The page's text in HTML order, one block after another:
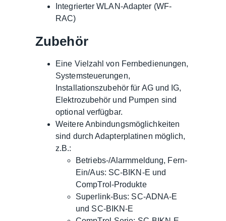
Integrierter WLAN-Adapter (WF-
RAC)
Zubehör
Eine Vielzahl von Fernbedienungen,
Systemsteuerungen,
Installationszubehör für AG und IG,
Elektrozubehör und Pumpen sind
optional verfügbar.
Weitere Anbindungsmöglichkeiten
sind durch Adapterplatinen möglich,
z.B.:
Betriebs-/Alarmmeldung, Fern-
Ein/Aus: SC-BIKN-E und
CompTrol-Produkte
Superlink-Bus: SC-ADNA-E
und SC-BIKN-E